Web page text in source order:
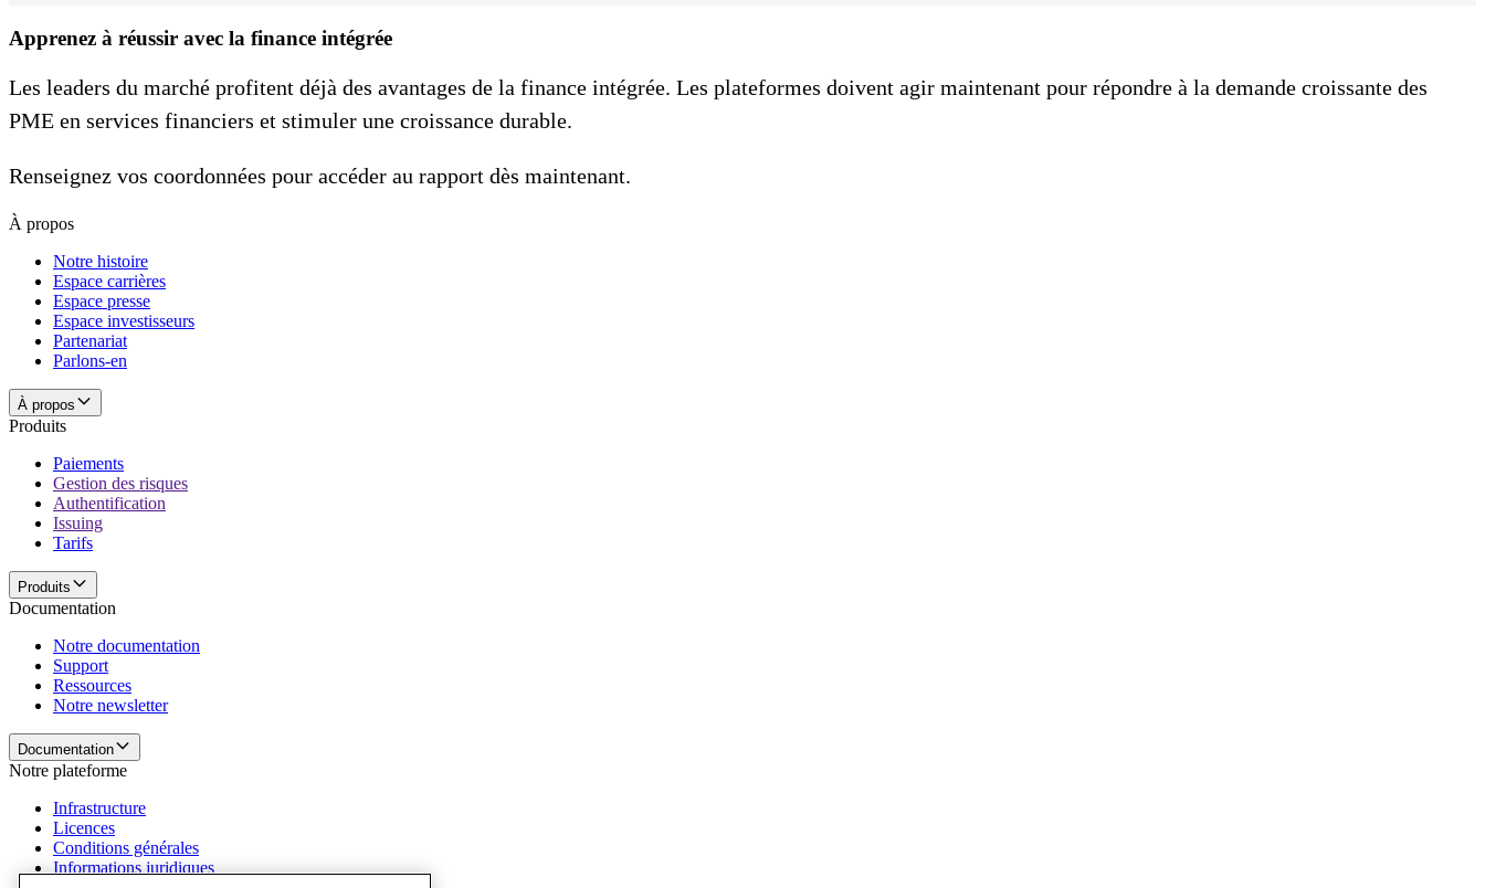
Apprenez à réussir avec la finance intégrée
Les leaders du marché profitent déjà des avantages de la finance intégrée. Les plateformes doivent agir maintenant pour répondre à la demande croissante des
PME en services financiers et stimuler une croissance durable.
Renseignez vos coordonnées pour accéder au rapport dès maintenant.
À propos
Notre histoire
Espace carrières
Espace presse
Espace investisseurs
Partenariat
Parlons-en
À propos
Produits
Paiements
Gestion des risques
Authentification
Issuing
Tarifs
Produits
Documentation
Notre documentation
Support
Ressources
Notre newsletter
Documentation
Notre plateforme
Infrastructure
Licences
Conditions générales
Informations juridiques